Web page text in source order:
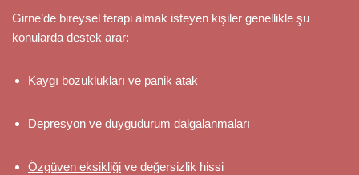
Girne’de bireysel terapi almak isteyen kişiler genellikle şu
konularda destek arar:
Kaygı bozuklukları ve panik atak
Depresyon ve duygudurum dalgalanmaları
Özgüven eksikliği ve değersizlik hissi